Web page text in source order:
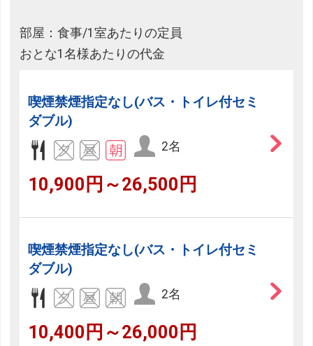
部屋：食事/1室あたりの定員
おとな1名様あたりの代金
喫煙禁煙指定なし(バス・トイレ付セミ
ダブル)
2名
10,900円～26,500円
喫煙禁煙指定なし(バス・トイレ付セミ
ダブル)
2名
10,400円～26,000円